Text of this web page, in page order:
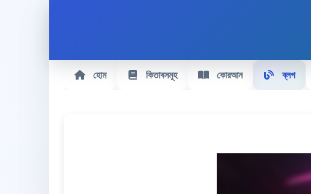
হোম কিতাবসমূহ কোরআন ব্লগ